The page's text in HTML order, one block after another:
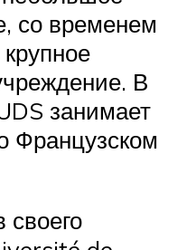
со временем
В
занимает
Французском
своего